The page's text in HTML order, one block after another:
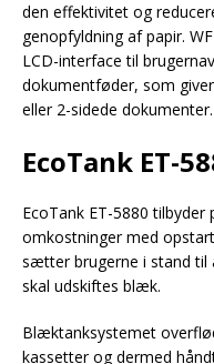
den effektivitet og
genopfyldning af papir.
LCD-interface til
dokumentføder, som
eller 2-sidede dokumenter.
EcoTank ET-
EcoTank ET-5880
omkostninger med
sætter brugerne i stand til
skal udskiftes blæk.
Blæktanksystemet
kassetter og dermed